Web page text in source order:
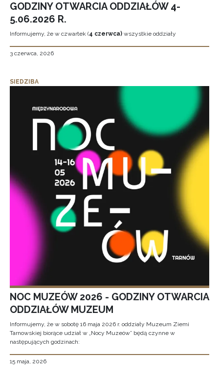
GODZINY OTWARCIA ODDZIAŁÓW 4-
5.06.2026 R.
Informujemy, że w czwartek (4 czerwca) wszystkie oddziały
3 czerwca, 2026
SIEDZIBA
NOC MUZEÓW 2026 - GODZINY OTWARCIA
ODDZIAŁÓW MUZEUM
Informujemy, że w sobotę 16 maja 2026 r. oddziały Muzeum Ziemi
Tarnowskiej biorące udział w „Nocy Muzeów” będą czynne w
następujących godzinach:
15 maja, 2026